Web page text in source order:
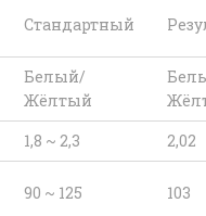
Стандартный
Белый/
Жёлтый
1,8 ~ 2,3
2,02
90 ~ 125 103